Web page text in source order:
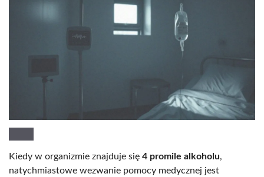
Kiedy w organizmie znajduje się 4 promile alkoholu,
natychmiastowe wezwanie pomocy medycznej jest